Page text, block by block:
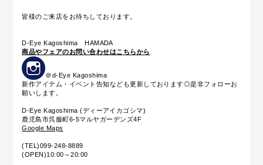
皆様のご来店をお待ちしております。
D-Eye Kagoshima HAMADA
商品やフェアのお問い合わせはこちらから
＠d-Eye Kagoshima
新作アイテム・イベント告知なども更新しております◎是非フォローお
願いします。
D-Eye Kagoshima (ディーアイカゴシマ)
鹿児島市呉服町6-5マルヤガーデンズ4F
Google Maps
(TEL)099-248-8889
(OPEN)10:00～20:00